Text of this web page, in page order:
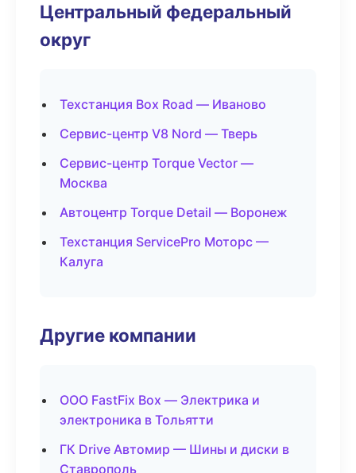
Центральный федеральный
округ
Техстанция Box Road — Иваново
Сервис-центр V8 Nord — Тверь
Сервис-центр Torque Vector —
Москва
Автоцентр Torque Detail — Воронеж
Техстанция ServicePro Моторс —
Калуга
Другие компании
ООО FastFix Box — Электрика и
электроника в Тольятти
ГК Drive Автомир — Шины и диски в
Ставрополь